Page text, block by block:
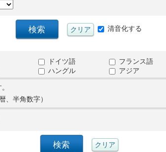
清音化する
ドイツ語 フランス語
ハングル アジア
、半角数字）